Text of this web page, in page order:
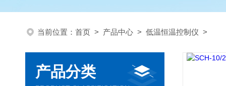
当前位置： 首页 > 产品中心 > 低温恒温控制仪 >
产品分类